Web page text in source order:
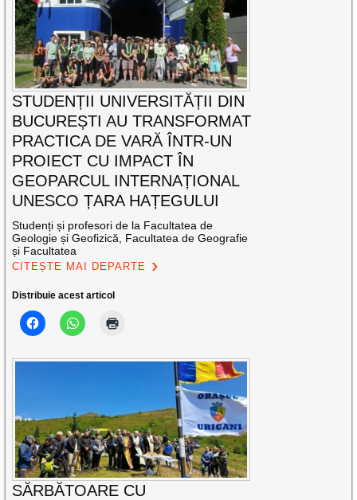
STUDENȚII UNIVERSITĂȚII DIN
BUCUREȘTI AU TRANSFORMAT
PRACTICA DE VARĂ ÎNTR-UN
PROIECT CU IMPACT ÎN
GEOPARCUL INTERNAȚIONAL
UNESCO ȚARA HAȚEGULUI
Studenți și profesori de la Facultatea de
Geologie și Geofizică, Facultatea de Geografie
și Facultatea
CITEȘTE MAI DEPARTE
Distribuie acest articol
SĂRBĂTOARE CU